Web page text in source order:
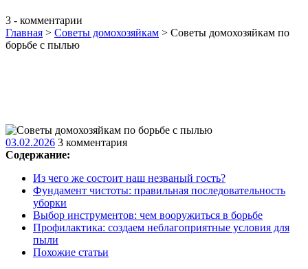
3 - комментарии
Главная > Советы домохозяйкам > Советы домохозяйкам по
борьбе с пылью
03.02.202603.02.2026
3 комментария
Содержание:
Из чего же состоит наш незваный гость?
Фундамент чистоты: правильная последовательность
уборки
Выбор инструментов: чем вооружиться в борьбе
Профилактика: создаем неблагоприятные условия для
пыли
Похожие статьи